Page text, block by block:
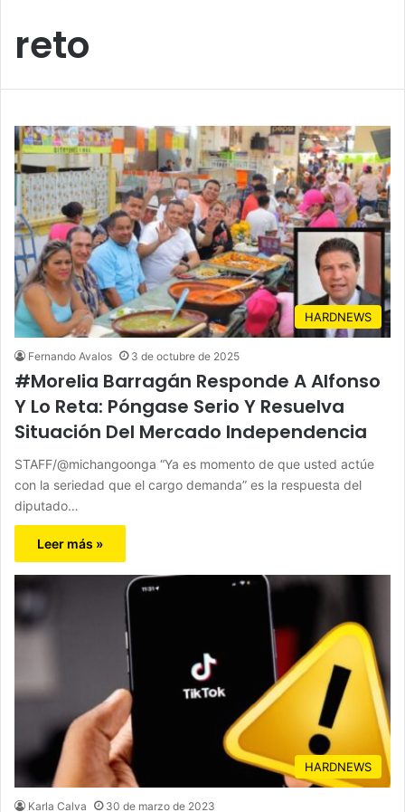
reto
HARDNEWS
Fernando Avalos 3 de octubre de 2025
#Morelia Barragán Responde A Alfonso
Y Lo Reta: Póngase Serio Y Resuelva
Situación Del Mercado Independencia
STAFF/@michangoonga “Ya es momento de que usted actúe
con la seriedad que el cargo demanda” es la respuesta del
diputado…
Leer más »
HARDNEWS
Karla Calva 30 de marzo de 2023